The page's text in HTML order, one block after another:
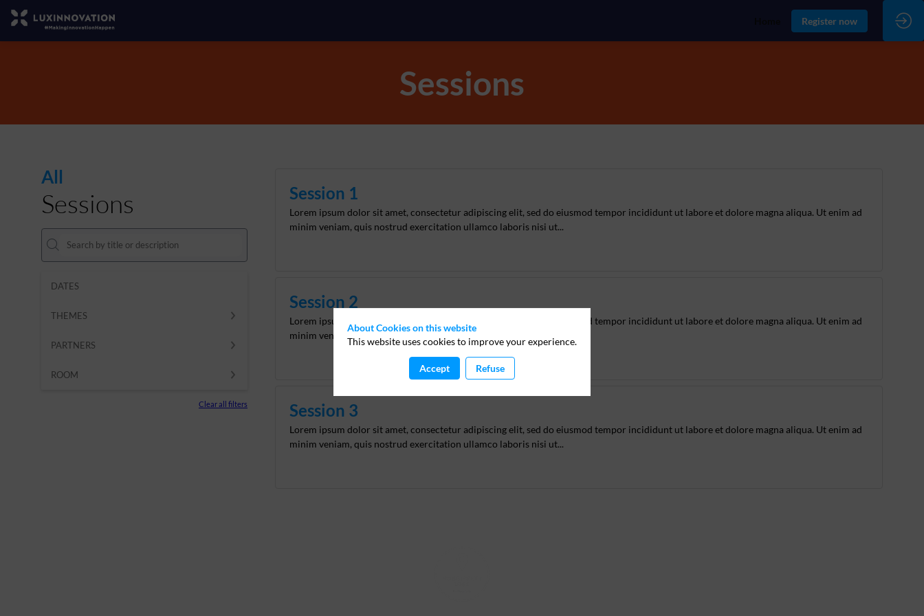
Register now
Sessions
All
Sessions
DATES
THEMES
PARTNERS
ROOM
Clear all filters
Session 1
Lorem ipsum dolor sit amet, consectetur adipiscing elit, sed do eiusmod tempor incididunt ut labore et dolore magna aliqua. Ut enim ad
minim veniam, quis nostrud exercitation ullamco laboris nisi ut...
Session 2
Lorem ipsum dolor sit amet, consectetur adipiscing elit, sed do eiusmod tempor incididunt ut labore et dolore magna aliqua. Ut enim ad
minim veniam, quis nostrud exercitation ullamco laboris nisi ut...
Session 3
Lorem ipsum dolor sit amet, consectetur adipiscing elit, sed do eiusmod tempor incididunt ut labore et dolore magna aliqua. Ut enim ad
minim veniam, quis nostrud exercitation ullamco laboris nisi ut...
About Cookies on this website
This website uses cookies to improve your experience.
Accept Refuse